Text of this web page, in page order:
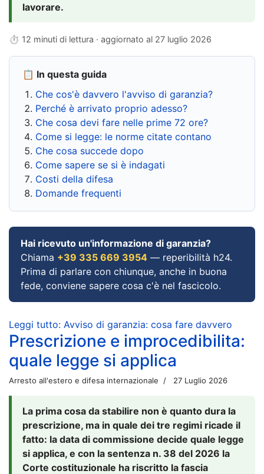
lavorare.
⏱ 12 minuti di lettura · aggiornato al 27 luglio 2026
📋 In questa guida
Che cos'è davvero l'avviso di garanzia?
Perché è arrivato proprio adesso?
Che cosa devi fare nelle prime 72 ore?
Come si legge: le norme citate contano
Che cosa succede dopo
Come sapere se si è indagati
Costi della difesa
Domande frequenti
Hai ricevuto un'informazione di garanzia?
Chiama +39 335 669 3954 — reperibilità h24.
Prima di parlare con chiunque, anche in buona
fede, conviene sapere cosa c'è nel fascicolo.
Leggi tutto: Avviso di garanzia: cosa fare davvero
Prescrizione e improcedibilita:
quale legge si applica
Arresto all'estero e difesa internazionale 27 Luglio 2026
La prima cosa da stabilire non è quanto dura la
prescrizione, ma in quale dei tre regimi ricade il
fatto: la data di commissione decide quale legge
si applica, e con la sentenza n. 38 del 2026 la
Corte costituzionale ha riscritto la fascia